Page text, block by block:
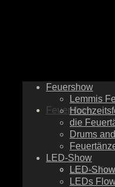
Feuershow
Lemmis
Feuershow
Lemmis
die
Drums
LED-Show
LED-
LEDs